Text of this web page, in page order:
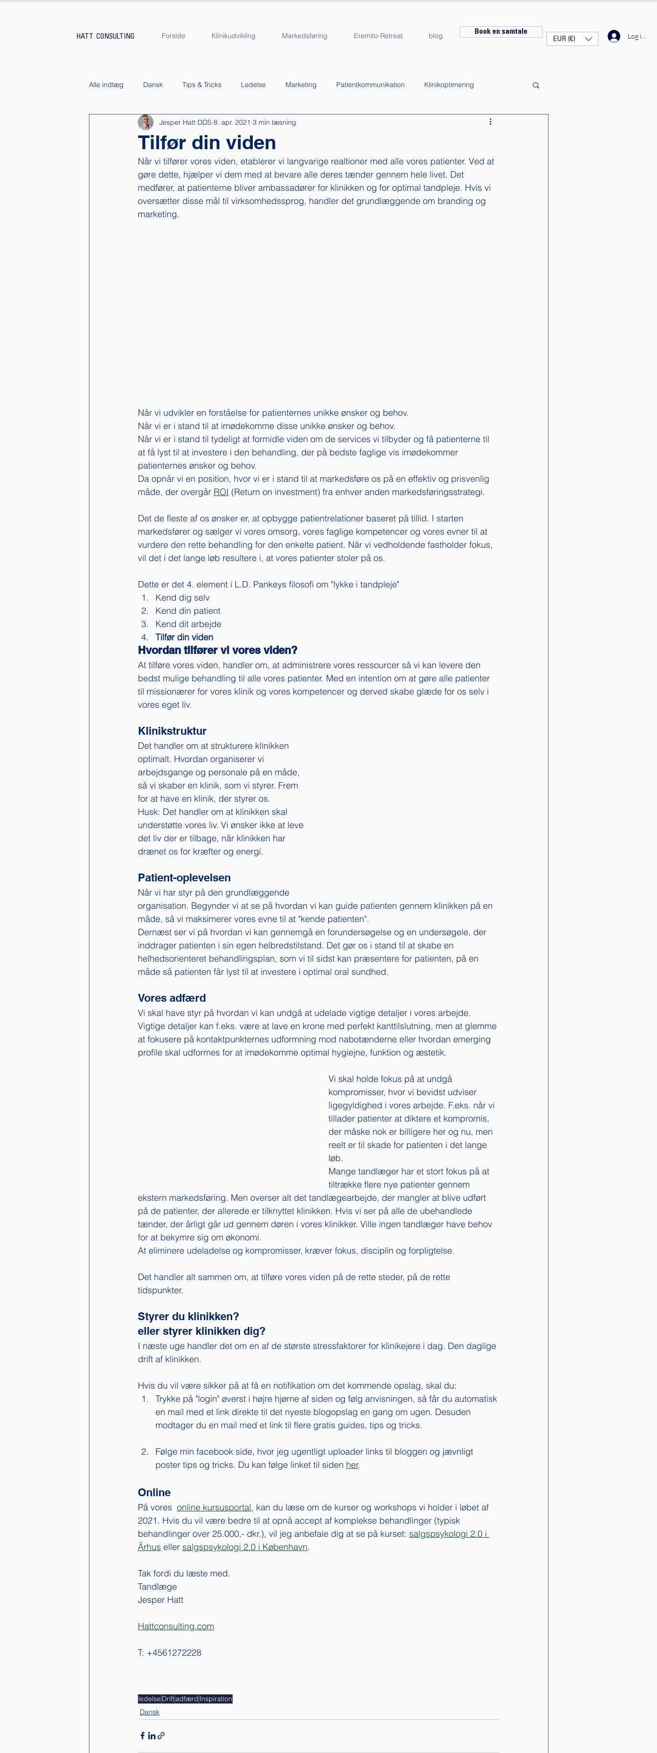
HATT CONSULTING Forside Klinikudvikling Markedsføring Eremito-Retreat blog Book en samtale
EUR (€) Log ind
Alle indlæg Dansk Tips & Tricks Ledelse Marketing Patientkommunikation Klinikoptimering
Kundeservice Køb & Salg af klinik
Tilfør din viden
Jesper Hatt DDS 8. apr. 2021 3 min læsning
Når vi tilfører vores viden, etablerer vi langvarige realtioner med alle vores patienter. Ved at
gøre dette, hjælper vi dem med at bevare alle deres tænder gennem hele livet. Det
medfører, at patienterne bliver ambassadører for klinikken og for optimal tandpleje. Hvis vi
oversætter disse mål til virksomhedssprog, handler det grundlæggende om branding og
marketing.
Når vi udvikler en forståelse for patienternes unikke ønsker og behov.
Når vi er i stand til at imødekomme disse unikke ønsker og behov.
Når vi er i stand til tydeligt at formidle viden om de services vi tilbyder og få patienterne til
at få lyst til at investere i den behandling, der på bedste faglige vis imødekommer
patienternes ønsker og behov.
Da opnår vi en position, hvor vi er i stand til at markedsføre os på en effektiv og prisvenlig
måde, der overgår ROI (Return on investment) fra enhver anden markedsføringsstrategi.
Det de fleste af os ønsker er, at opbygge patientrelationer baseret på tillid. I starten
markedsfører og sælger vi vores omsorg, vores faglige kompetencer og vores evner til at
vurdere den rette behandling for den enkelte patient. Når vi vedholdende fastholder fokus,
vil det i det lange løb resultere i, at vores patienter stoler på os.
Dette er det 4. element i L.D. Pankeys filosofi om "lykke i tandpleje"
Kend dig selv
Kend din patient
Kend dit arbejde
Tilfør din viden
Hvordan tilfører vi vores viden?
At tilføre vores viden, handler om, at administrere vores ressourcer så vi kan levere den
bedst mulige behandling til alle vores patienter. Med en intention om at gøre alle patienter
til missionærer for vores klinik og vores kompetencer og derved skabe glæde for os selv i
vores eget liv.
Klinikstruktur
Det handler om at strukturere klinikken
optimalt. Hvordan organiserer vi
arbejdsgange og personale på en måde,
så vi skaber en klinik, som vi styrer. Frem
for at have en klinik, der styrer os.
Husk: Det handler om at klinikken skal
understøtte vores liv. Vi ønsker ikke at leve
det liv der er tilbage, når klinikken har
drænet os for kræfter og energi.
Patient-oplevelsen
Når vi har styr på den grundlæggende
organisation. Begynder vi at se på hvordan vi kan guide patienten gennem klinikken på en
måde, så vi maksimerer vores evne til at "kende patienten".
Dernæst ser vi på hvordan vi kan gennemgå en forundersøgelse og en undersøgele, der
inddrager patienten i sin egen helbredstilstand. Det gør os i stand til at skabe en
helhedsorienteret behandlingsplan, som vi til sidst kan præsentere for patienten, på en
måde så patienten får lyst til at investere i optimal oral sundhed.
Vores adfærd
Vi skal have styr på hvordan vi kan undgå at udelade vigtige detaljer i vores arbejde.
Vigtige detaljer kan f.eks. være at lave en krone med perfekt kanttilslutning, men at glemme
at fokusere på kontaktpunkternes udformning mod nabotænderne eller hvordan emerging
profile skal udformes for at imødekomme optimal hygiejne, funktion og æstetik.
Vi skal holde fokus på at undgå
kompromisser, hvor vi bevidst udviser
ligegyldighed i vores arbejde. F.eks. når vi
tillader patienter at diktere et kompromis,
der måske nok er billigere her og nu, men
reelt er til skade for patienten i det lange
løb.
Mange tandlæger har et stort fokus på at
tiltrække flere nye patienter gennem
ekstern markedsføring. Men overser alt det tandlægearbejde, der mangler at blive udført
på de patienter, der allerede er tilknyttet klinikken. Hvis vi ser på alle de ubehandlede
tænder, der årligt går ud gennem døren i vores klinikker. Ville ingen tandlæger have behov
for at bekymre sig om økonomi.
At eliminere udeladelse og kompromisser, kræver fokus, disciplin og forpligtelse.
Det handler alt sammen om, at tilføre vores viden på de rette steder, på de rette
tidspunkter.
Styrer du klinikken?
eller styrer klinikken dig?
I næste uge handler det om en af de største stressfaktorer for klinikejere i dag. Den daglige
drift af klinikken.
Hvis du vil være sikker på at få en notifikation om det kommende opslag, skal du:
Trykke på "login" øverst i højre hjørne af siden og følg anvisningen, så får du automatisk
en mail med et link direkte til det nyeste blogopslag en gang om ugen. Desuden
modtager du en mail med et link til flere gratis guides, tips og tricks.
Følge min facebook side, hvor jeg ugentligt uploader links til bloggen og jævnligt
poster tips og tricks. Du kan følge linket til siden her.
Online
På vores online kursusportal, kan du læse om de kurser og workshops vi holder i løbet af
2021. Hvis du vil være bedre til at opnå accept af komplekse behandlinger (typisk
behandlinger over 25.000,- dkr.), vil jeg anbefale dig at se på kurset: salgspsykologi 2.0 i
Århus eller salgspsykologi 2.0 i København.
Tak fordi du læste med.
Tandlæge
Jesper Hatt
Hattconsulting.com
T: +4561272228
ledelse Driftadfærd Inspiration
Dansk